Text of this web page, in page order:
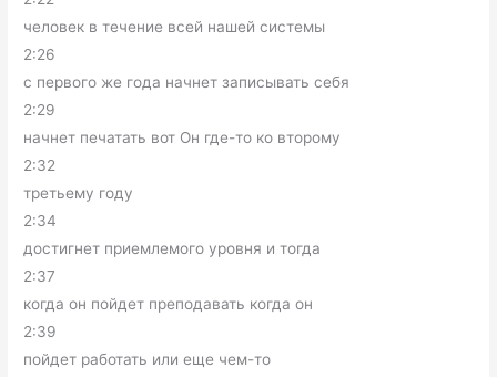
человек в течение всей нашей системы
2:26
с первого же года начнет записывать себя
2:29
начнет печатать вот Он где-то ко второму
2:32
третьему году
2:34
достигнет приемлемого уровня и тогда
2:37
когда он пойдет преподавать когда он
2:39
пойдет работать или еще чем-то